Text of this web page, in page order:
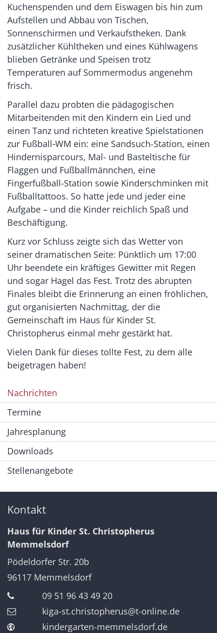
Kuchenspenden und dem Eiswagen bis hin zum
Aufstellen und Abbau von Tischen,
Sonnenschirmen und Verkaufstheken. Dank
zusätzlicher Kühltheken und eines Kühlwagens
blieben Getränke und Speisen trotz
Temperaturen auf Sommermodus angenehm
frisch.
Parallel dazu probten die pädagogischen
Mitarbeitenden mit den Kindern ein Lied und
einen Tanz und richteten kreative Spielstationen
zur Fußball‑WM ein: eine Sandsuch-Station, einen
Hindernisparcours, Mal- und Basteltische für
Flaggen und Fußballmännchen, eine
Fingerfußball-Station sowie Kinderschminken mit
Fußballtattoos. So hatte jede und jeder eine
Aufgabe – und die Kinder reichlich Spaß und
Beschäftigung.
Kurz vor Schluss zeigte sich das Wetter von
seiner dramatischen Seite: Pünktlich um 17:00
Uhr beendete ein kräftiges Gewitter mit Regen
und sogar Hagel das Fest. Trotz des abrupten
Finales bleibt die Erinnerung an einen fröhlichen,
gut organisierten Nachmittag, der die
Gemeinschaft im Haus für Kinder St.
Christopherus einmal mehr gestärkt hat.
Vielen Dank für dieses tollte Fest, zu dem alle
beigetragen haben!
Nachrichten
Termine
Jahresplanung
Downloads
Stellenangebote
Kontakt
Haus für Kinder St. Christopherus
Memmelsdorf
Pödeldorfer Str. 20b
96117 Memmelsdorf
09 51 96 43 49 20
kiga-st.christopherus@t-online.de
kindergarten-memmelsdorf.de